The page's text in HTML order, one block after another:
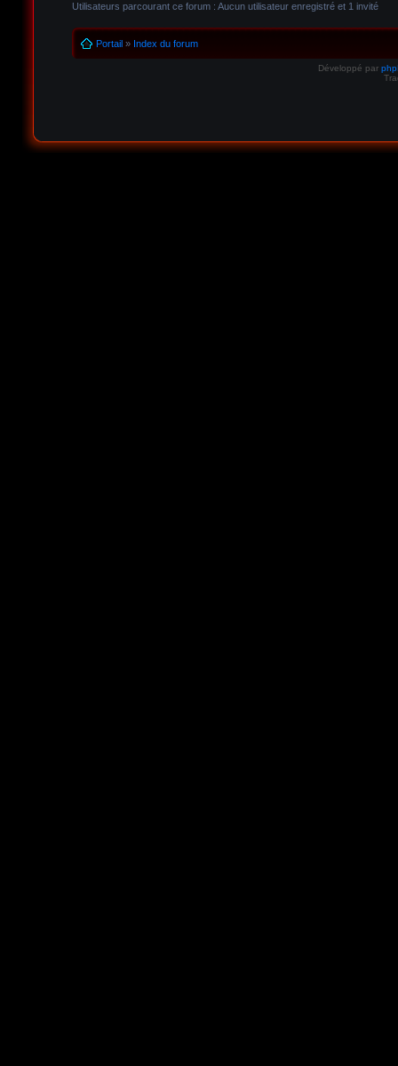
Utilisateurs parcourant ce forum : Aucun utilisateur enregistré et 1 invité
Portail» Index du forum
Développé par